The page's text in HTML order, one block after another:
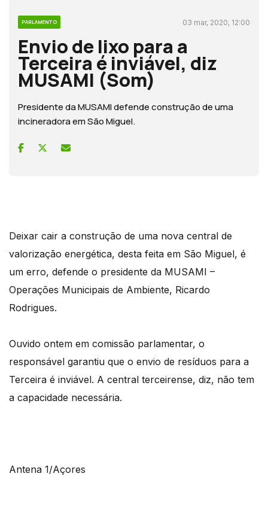
PARLAMENTO 03 mar, 2020, 12:00
Envio de lixo para a
Terceira é inviável, diz
MUSAMI (Som)
Presidente da MUSAMI defende construção de uma
incineradora em São Miguel.
Deixar cair a construção de uma nova central de
valorização energética, desta feita em São Miguel, é
um erro, defende o presidente da MUSAMI –
Operações Municipais de Ambiente, Ricardo
Rodrigues.
Ouvido ontem em comissão parlamentar, o
responsável garantiu que o envio de resíduos para a
Terceira é inviável. A central terceirense, diz, não tem
a capacidade necessária.
Antena 1/Açores